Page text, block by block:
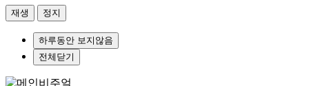
재생 정지
하루동안 보지않음
전체닫기